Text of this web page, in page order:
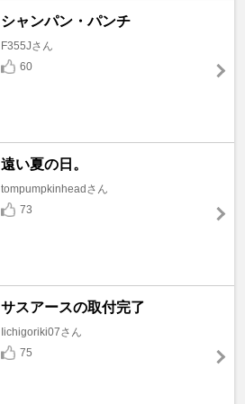
シャンパン・パンチ
F355Jさん
60
遠い夏の日。
tompumpkinheadさん
73
サスアースの取付完了
Iichigoriki07さん
75